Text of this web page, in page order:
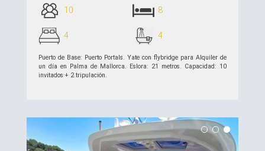
10 8
4 4
Puerto de Base: Puerto Portals. Yate con flybridge para Alquiler de
un día en Palma de Mallorca. Eslora: 21 metros. Capacidad: 10
invitados + 2 tripulación.
ver detalles >>